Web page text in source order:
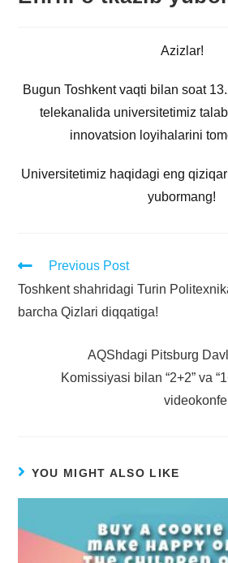
Azizlar!
Bugun Toshkent vaqti bilan soat
telekanalida universitetimiz
innovatsion loyihalarini
Universitetimiz haqidagi eng
yubormang!
Previous Post
Toshkent shahridagi Turin
barcha Qizlari diqqatiga!
AQShdagi Pitsburg
Komissiyasi bilan “2+2” va
YOU MIGHT ALSO LIKE